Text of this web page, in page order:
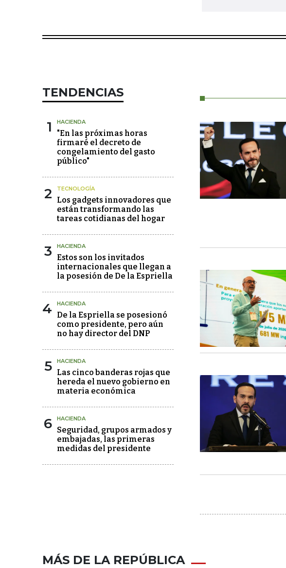
TENDENCIAS
1 HACIENDA
"En las próximas horas
firmaré el decreto de
congelamiento del gasto
público"
2 TECNOLOGÍA
Los gadgets innovadores que
están transformando las
tareas cotidianas del hogar
3 HACIENDA
Estos son los invitados
internacionales que llegan a
la posesión de De la Espriella
4 HACIENDA
De la Espriella se posesionó
como presidente, pero aún
no hay director del DNP
5 HACIENDA
Las cinco banderas rojas que
hereda el nuevo gobierno en
materia económica
6 HACIENDA
Seguridad, grupos armados y
embajadas, las primeras
medidas del presidente
MÁS DE LA REPÚBLICA